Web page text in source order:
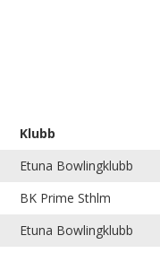
Klubb
Etuna Bowlingklubb
BK Prime Sthlm
Etuna Bowlingklubb